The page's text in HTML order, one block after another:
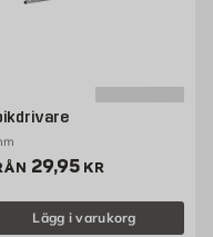
Pris 29.95 kr
29,95 KR
Lägg i varukorg